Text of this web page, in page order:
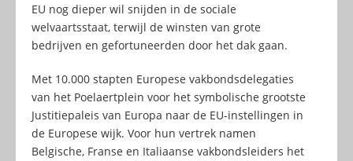
EU nog dieper wil snijden in de sociale
welvaartsstaat, terwijl de winsten van grote
bedrijven en gefortuneerden door het dak gaan.
Met 10.000 stapten Europese vakbondsdelegaties
van het Poelaertplein voor het symbolische grootste
Justitiepaleis van Europa naar de EU-instellingen in
de Europese wijk. Voor hun vertrek namen
Belgische, Franse en Italiaanse vakbondsleiders het